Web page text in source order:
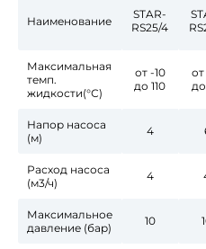
Наименование
STAR-
RS25/4
Максимальная
темп.
жидкости(°С)
от -10
до 110
от
до
Напор насоса
(м)
4
Расход насоса
(м3/ч)
4
Максимальное
давление (бар)
10